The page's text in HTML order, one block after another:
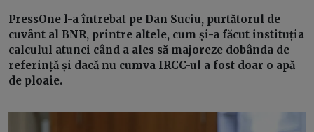
PressOne l-a întrebat pe Dan Suciu, purtătorul de
cuvânt al BNR, printre altele, cum și-a făcut instituția
calculul atunci când a ales să majoreze dobânda de
referință și dacă nu cumva IRCC-ul a fost doar o apă
de ploaie.